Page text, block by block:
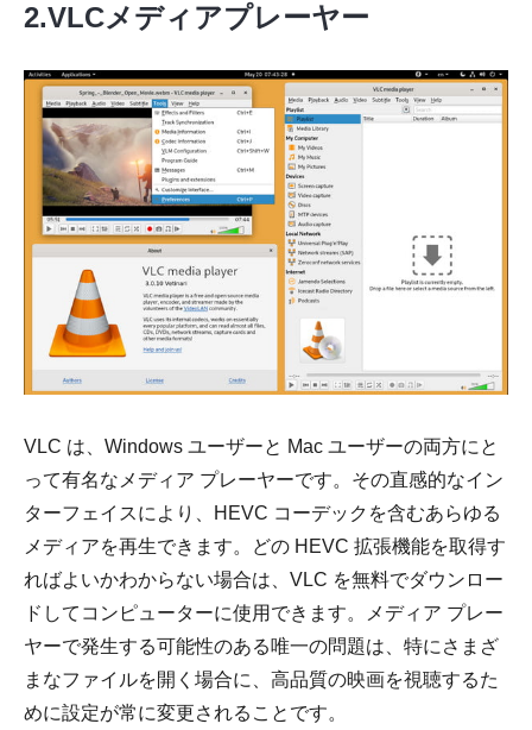
ステップ
2.VLCメディアプレーヤー
VLC は、Windows ユーザーと Mac ユーザーの両方にと
って有名なメディア プレーヤーです。その直感的なイン
ターフェイスにより、HEVC コーデックを含むあらゆる
メディアを再生できます。どの HEVC 拡張機能を取得す
ればよいかわからない場合は、VLC を無料でダウンロー
ドしてコンピューターに使用できます。メディア プレー
ヤーで発生する可能性のある唯一の問題は、特にさまざ
まなファイルを開く場合に、高品質の映画を視聴するた
めに設定が常に変更されることです。